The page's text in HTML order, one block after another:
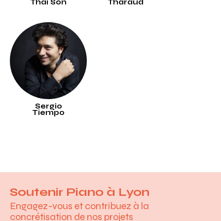
Sergio
Tiempo
Soutenir Piano à Lyon
Engagez-vous et contribuez à la
concrétisation de nos projets